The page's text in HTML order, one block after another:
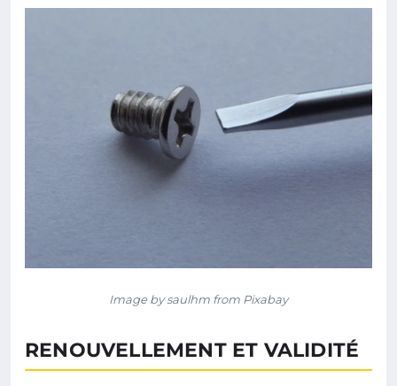
Image by saulhm from Pixabay
RENOUVELLEMENT ET VALIDITÉ